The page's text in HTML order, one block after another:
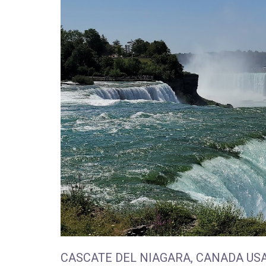
CASCATE DEL NIAGARA, CANADA